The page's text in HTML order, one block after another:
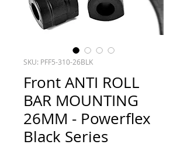
SKU: PFF5-310-26BLK
Front ANTI ROLL
BAR MOUNTING
26MM - Powerflex
Black Series